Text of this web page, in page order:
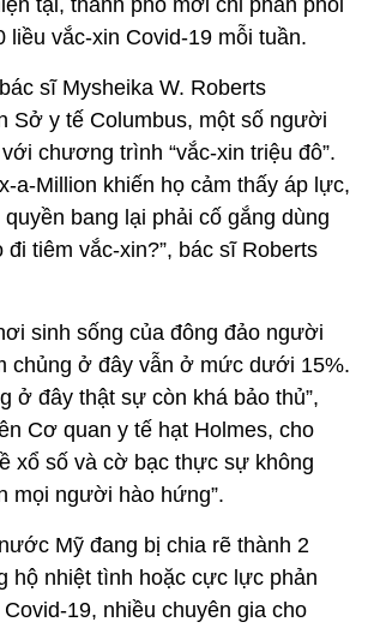
tại, thành phố mới chỉ phân phối
liều vắc-xin Covid-19 mỗi tuần.
sĩ Mysheika W. Roberts
Sở y tế Columbus, một số người
chương trình “vắc-xin triệu đô”.
a-Million khiến họ cảm thấy áp lực,
bang lại phải cố gắng dùng
đi tiêm vắc-xin?”, bác sĩ Roberts
sinh sống của đông đảo người
chủng ở đây vẫn ở mức dưới 15%.
ở đây thật sự còn khá bảo thủ”,
Cơ quan y tế hạt Holmes, cho
xổ số và cờ bạc thực sự không
mọi người hào hứng”.
Mỹ đang bị chia rẽ thành 2
hộ nhiệt tình hoặc cực lực phản
19, nhiều chuyên gia cho